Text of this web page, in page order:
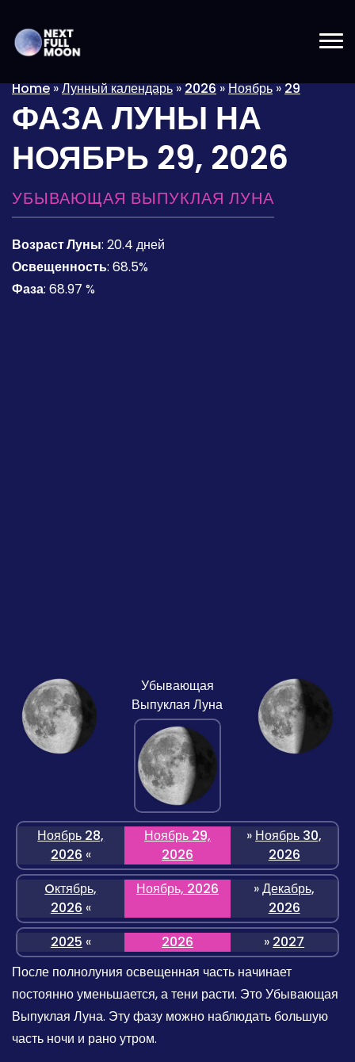
Home»Лунный календарь»2026»Ноябрь»29
ФАЗА ЛУНЫ НА
НОЯБРЬ 29, 2026
УБЫВАЮЩАЯ ВЫПУКЛАЯ ЛУНА
Возраст Луны: 20.4 дней
Освещенность: 68.5%
Фаза: 68.97 %
Убывающая
Выпуклая Луна
Ноябрь 28,
2026 «
Ноябрь 29,
2026
» Ноябрь 30,
2026
Oктябрь,
2026 «
Ноябрь, 2026 »Декабрь,
2026
2025 « 2026 » 2027
После полнолуния освещенная часть начинает
постоянно уменьшается, а тени расти. Это Убывающая
Выпуклая Луна. Эту фазу можно наблюдать большую
часть ночи и рано утром.